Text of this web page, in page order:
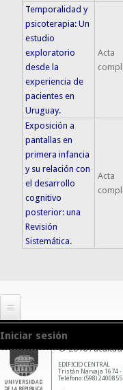
Temporalidad y
psicoterapia: Un
estudio
exploratorio
desde la
experiencia de
pacientes en
Uruguay.
Acta
Exposición a
pantallas en
primera infancia
y su relación con
el desarrollo
cognitivo
posterior: una
Revisión
Sistemática.
Acta
Iniciar sesión
© 2010
EDIFICIO CENTRAL
Tristán Narvaja 1674 -
Teléfono: (598)